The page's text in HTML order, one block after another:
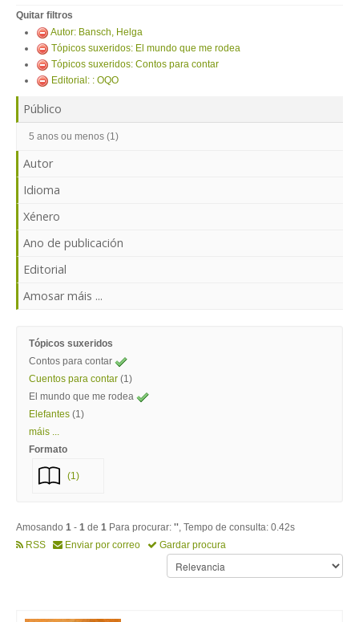
Quitar filtros
Autor: Bansch, Helga
Tópicos suxeridos: El mundo que me rodea
Tópicos suxeridos: Contos para contar
Editorial: : OQO
Público
5 anos ou menos (1)
Autor
Idioma
Xénero
Ano de publicación
Editorial
Amosar máis ...
Tópicos suxeridos
Contos para contar
Cuentos para contar (1)
El mundo que me rodea
Elefantes (1)
máis ...
Formato
(1)
Amosando 1 - 1 de 1 Para procurar: '', Tempo de consulta: 0.42s
RSS
Enviar por correo Gardar procura